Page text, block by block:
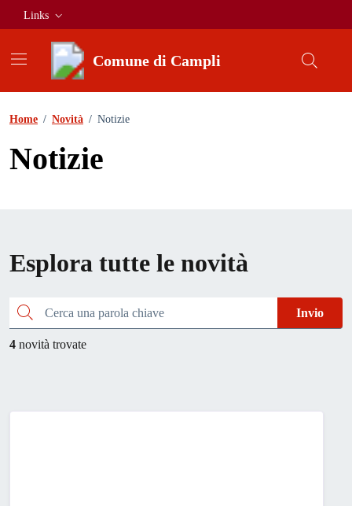
Vai ai contenuti
Vai al footer
Links
Comune di Campli
Home / Novità / Notizie
Notizie
Esplora tutte le novità
Cerca una parola chiave Invio
4 novità trovate